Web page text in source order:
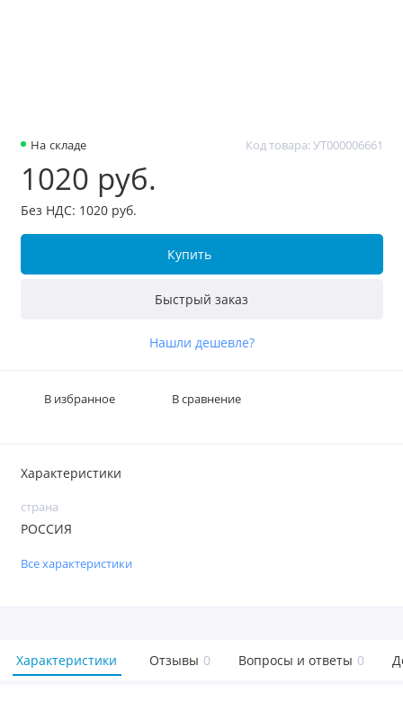
На складе Код товара: УТ000006661
1020 руб.
Без НДС: 1020 руб.
Купить
Быстрый заказ
Нашли дешевле?
В избранное В сравнение
Характеристики
страна
РОССИЯ
Все характеристики
Характеристики Отзывы 0 Вопросы и ответы 0